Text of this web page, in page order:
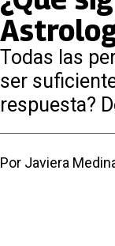
Todas las
ser
respuesta?
Por Javiera